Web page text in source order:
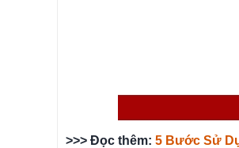
>>> Đọc thêm: 5 Bước Sử